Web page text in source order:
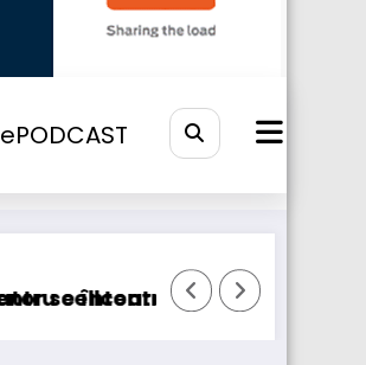
ePODCAST
EUROWAG TAXE DRUM
BursaTransport/